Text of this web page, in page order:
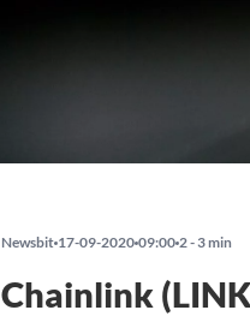
Newsbit 17-09-2020 09:00 2 - 3 min
Chainlink